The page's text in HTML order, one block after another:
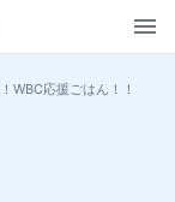
WBC応援ごはん！！